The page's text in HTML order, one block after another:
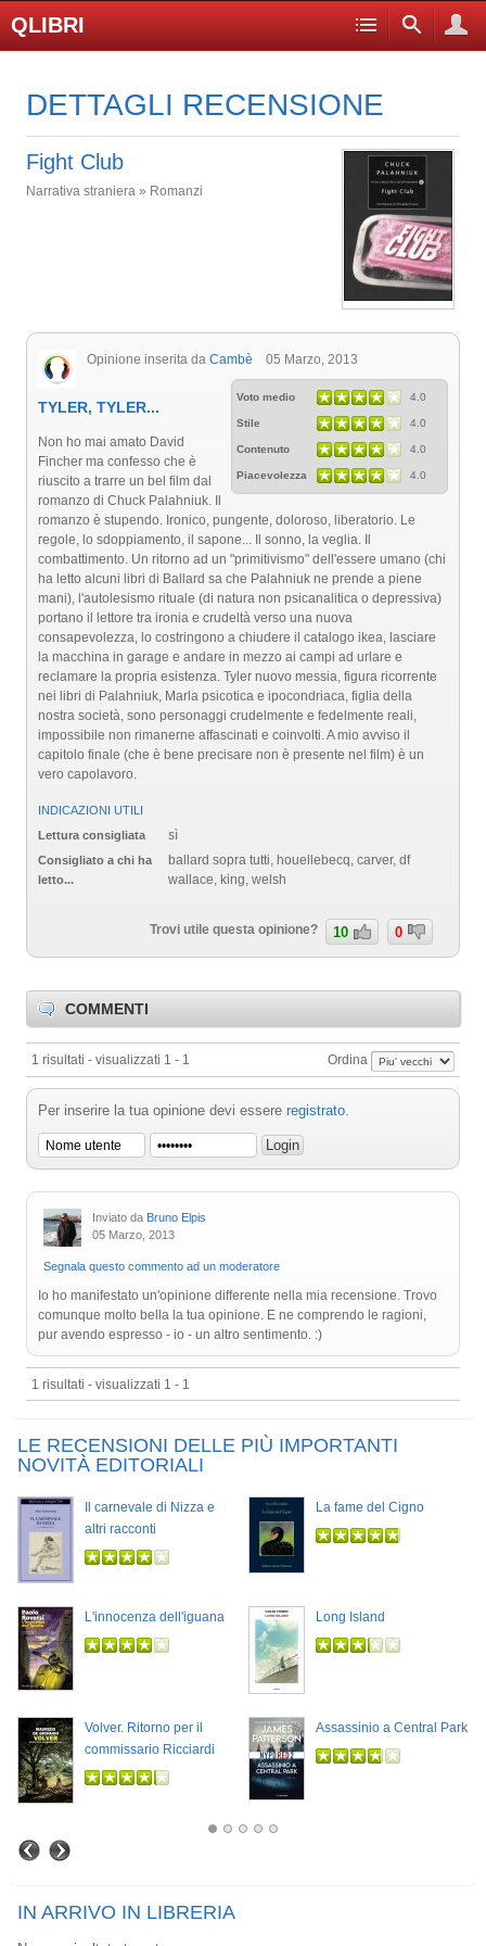
QLIBRI
DETTAGLI RECENSIONE
Fight Club
Narrativa straniera » Romanzi
Opinione inserita da Cambè 05 Marzo, 2013
Voto medio 4.0
Stile 4.0
Contenuto 4.0
Piacevolezza 4.0
TYLER, TYLER...
Non ho mai amato David
Fincher ma confesso che è
riuscito a trarre un bel film dal
romanzo di Chuck Palahniuk. Il
romanzo è stupendo. Ironico, pungente, doloroso, liberatorio. Le
regole, lo sdoppiamento, il sapone... Il sonno, la veglia. Il
combattimento. Un ritorno ad un "primitivismo" dell'essere umano (chi
ha letto alcuni libri di Ballard sa che Palahniuk ne prende a piene
mani), l'autolesismo rituale (di natura non psicanalitica o depressiva)
portano il lettore tra ironia e crudeltà verso una nuova
consapevolezza, lo costringono a chiudere il catalogo ikea, lasciare
la macchina in garage e andare in mezzo ai campi ad urlare e
reclamare la propria esistenza. Tyler nuovo messia, figura ricorrente
nei libri di Palahniuk, Marla psicotica e ipocondriaca, figlia della
nostra società, sono personaggi crudelmente e fedelmente reali,
impossibile non rimanerne affascinati e coinvolti. A mio avviso il
capitolo finale (che è bene precisare non è presente nel film) è un
vero capolavoro.
INDICAZIONI UTILI
Lettura consigliata
sì
Consigliato a chi ha
letto...
ballard sopra tutti, houellebecq, carver, df
wallace, king, welsh
Trovi utile questa opinione? 10 0
COMMENTI
1 risultati - visualizzati 1 - 1 Ordina
Per inserire la tua opinione devi essere registrato.
Inviato da Bruno Elpis
05 Marzo, 2013
Segnala questo commento ad un moderatore
Io ho manifestato un'opinione differente nella mia recensione. Trovo
comunque molto bella la tua opinione. E ne comprendo le ragioni,
pur avendo espresso - io - un altro sentimento. :)
1 risultati - visualizzati 1 - 1
LE RECENSIONI DELLE PIÙ IMPORTANTI
NOVITÀ EDITORIALI
Il carnevale di Nizza e
altri racconti
La fame del Cigno
L'innocenza dell'iguana Long Island
Volver. Ritorno per il
commissario Ricciardi
Assassinio a Central Park
IN ARRIVO IN LIBRERIA